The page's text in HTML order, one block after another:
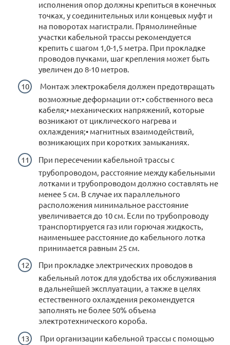
исполнения опор должны крепиться в конечных
точках, у соединительных или концевых муфт и
на поворотах магистрали. Прямолинейные
участки кабельной трассы рекомендуется
крепить с шагом 1,0-1,5 метра. При прокладке
проводов пучками, шаг крепления может быть
увеличен до 8-10 метров.
Монтаж электрокабеля должен предотвращать
возможные деформации от:• собственного веса
кабеля;• механических напряжений, которые
возникают от циклического нагрева и
охлаждения;• магнитных взаимодействий,
возникающих при коротких замыканиях.
При пересечении кабельной трассы с
трубопроводом, расстояние между кабельными
лотками и трубопроводом должно составлять не
менее 5 см. В случае их параллельного
расположения минимальное расстояние
увеличивается до 10 см. Если по трубопроводу
транспортируется газ или горючая жидкость,
наименьшее расстояние до кабельного лотка
принимается равным 25 см.
При прокладке электрических проводов в
кабельный лоток для удобства их обслуживания
в дальнейшей эксплуатации, а также в целях
естественного охлаждения рекомендуется
заполнять не более 50% объема
электротехнического короба.
При организации кабельной трассы с помощью